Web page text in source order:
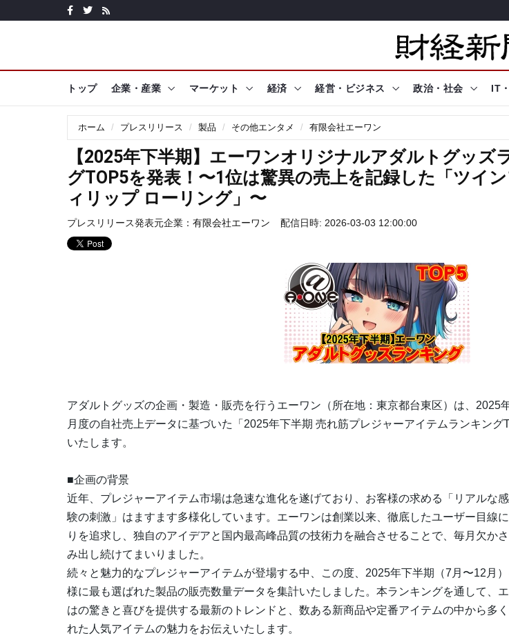
トップ 企業・産業 マーケット 経済 経営・ビジネス 政治・社会 IT
ホーム プレスリリース 製品 その他エンタメ 有限会社エーワン
【2025年下半期】エーワンオリジナルアダルトグッズ
グTOP5を発表！〜1位は驚異の売上を記録した「ツイ
ィリップ ローリング」〜
プレスリリース発表元企業： 有限会社エーワン 配信日時: 2026-03-03 12:00:00
アダルトグッズの企画・製造・販売を行うエーワン（所在地：東京都台東区）は、2025
月度の自社売上データに基づいた「2025年下半期 売れ筋プレジャーアイテムランキング
いたします。
■企画の背景
近年、プレジャーアイテム市場は急速な進化を遂げており、お客様の求める「リアルな
験の刺激」はますます多様化しています。エーワンは創業以来、徹底したユーザー目線に
りを追求し、独自のアイデアと国内最高峰品質の技術力を融合させることで、毎月欠か
み出し続けてまいりました。
続々と魅力的なプレジャーアイテムが登場する中、この度、2025年下半期（7月〜12月
様に最も選ばれた製品の販売数量データを集計いたしました。本ランキングを通して、
はの驚きと喜びを提供する最新のトレンドと、数ある新商品や定番アイテムの中から多
れた人気アイテムの魅力をお伝えいたします。